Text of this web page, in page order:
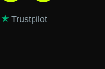
Trustpilot